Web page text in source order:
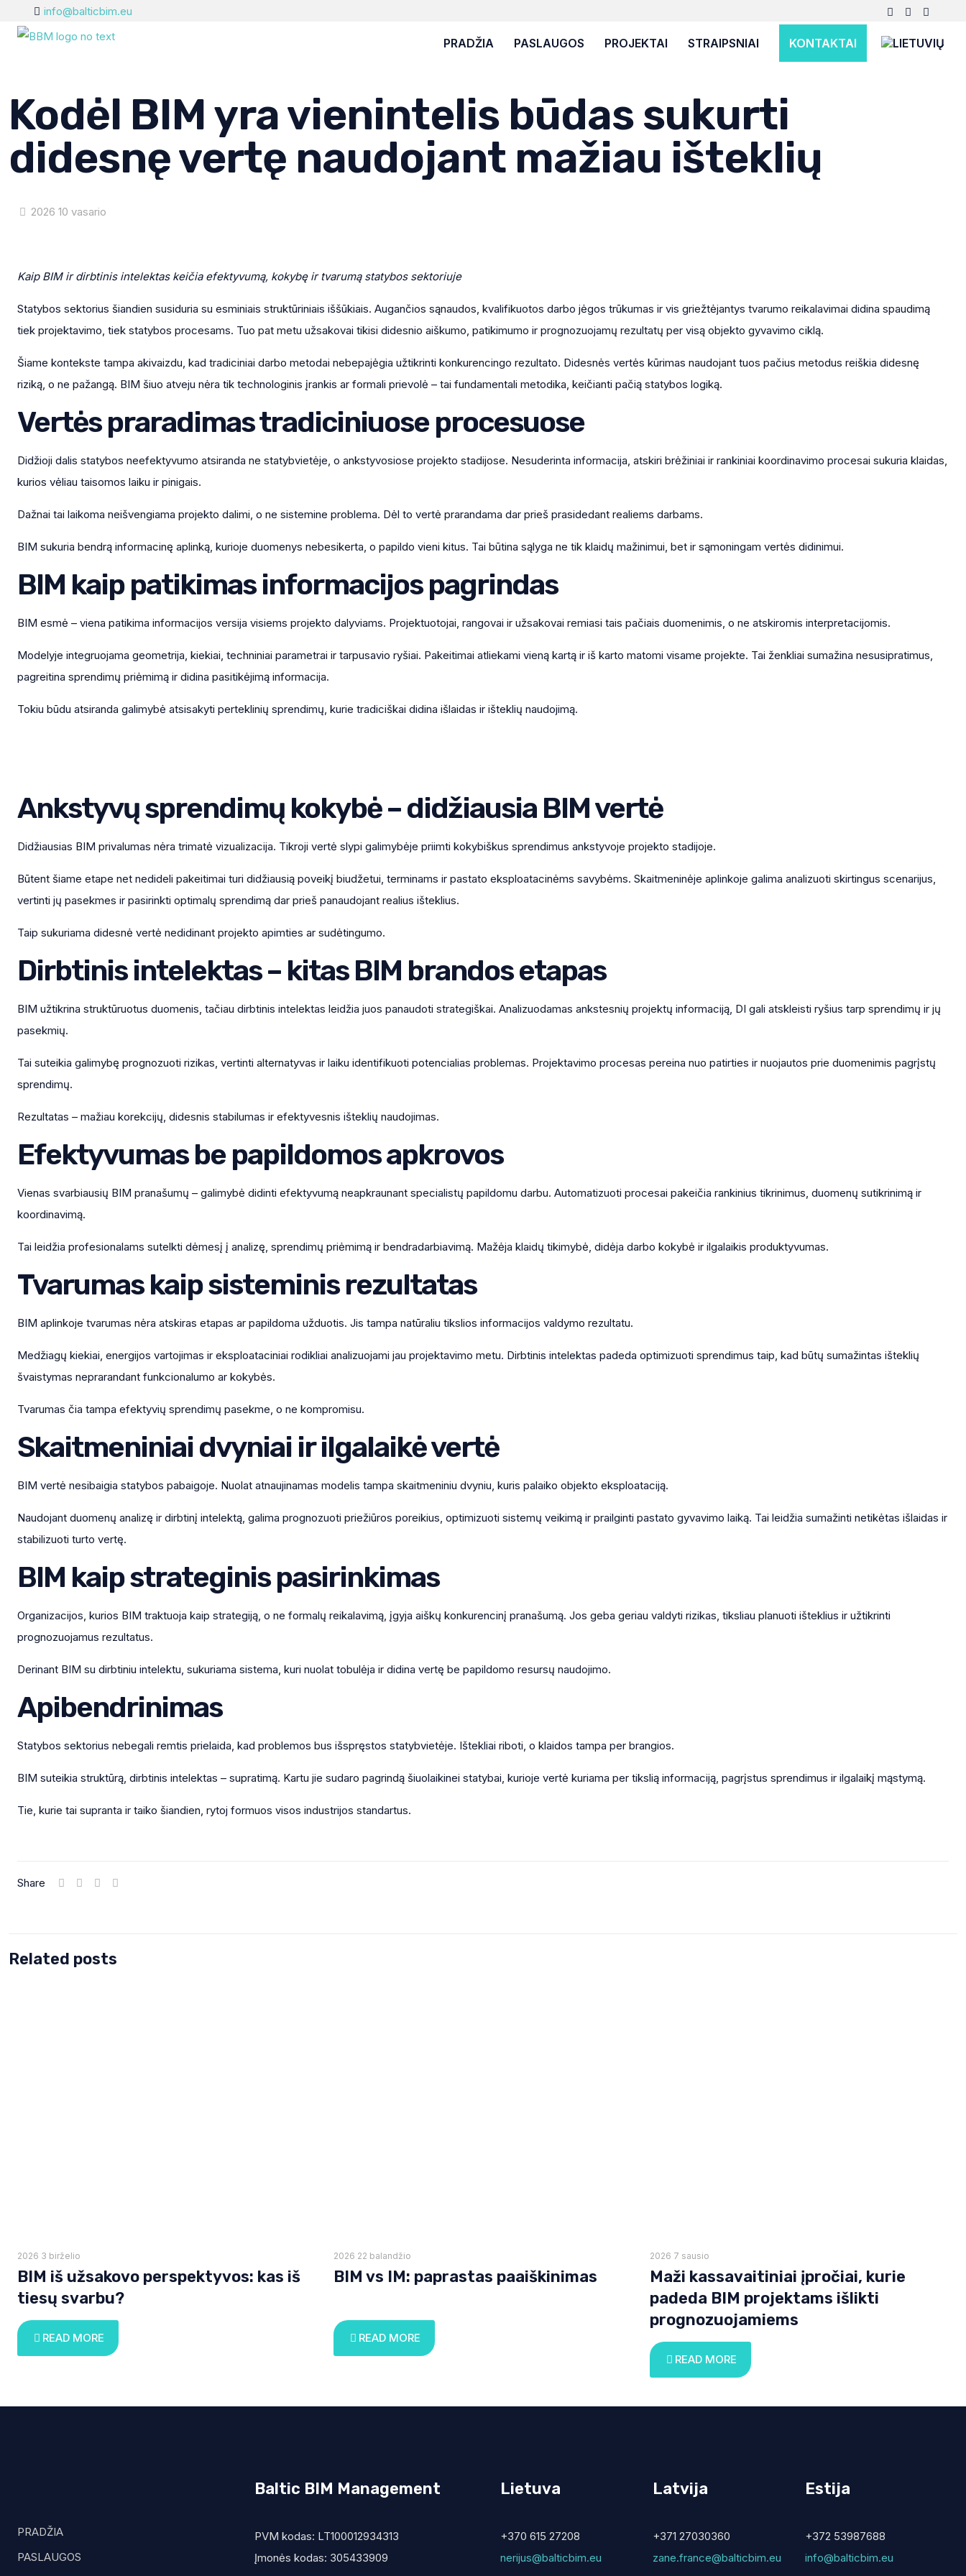
info@balticbim.eu
PRADŽIA PASLAUGOS PROJEKTAI STRAIPSNIAI KONTAKTAI
Kodėl BIM yra vienintelis būdas sukurti
didesnę vertę naudojant mažiau išteklių
2026 10 vasario
Kaip BIM ir dirbtinis intelektas keičia efektyvumą, kokybę ir tvarumą statybos sektoriuje
Statybos sektorius šiandien susiduria su esminiais struktūriniais iššūkiais. Augančios sąnaudos, kvalifikuotos darbo jėgos trūkumas ir vis griežtėjantys tvarumo reikalavimai didina spaudimą
tiek projektavimo, tiek statybos procesams. Tuo pat metu užsakovai tikisi didesnio aiškumo, patikimumo ir prognozuojamų rezultatų per visą objekto gyvavimo ciklą.
Šiame kontekste tampa akivaizdu, kad tradiciniai darbo metodai nebepajėgia užtikrinti konkurencingo rezultato. Didesnės vertės kūrimas naudojant tuos pačius metodus reiškia didesnę
riziką, o ne pažangą. BIM šiuo atveju nėra tik technologinis įrankis ar formali prievolė – tai fundamentali metodika, keičianti pačią statybos logiką.
Vertės praradimas tradiciniuose procesuose
Didžioji dalis statybos neefektyvumo atsiranda ne statybvietėje, o ankstyvosiose projekto stadijose. Nesuderinta informacija, atskiri brėžiniai ir rankiniai koordinavimo procesai sukuria klaidas,
kurios vėliau taisomos laiku ir pinigais.
Dažnai tai laikoma neišvengiama projekto dalimi, o ne sistemine problema. Dėl to vertė prarandama dar prieš prasidedant realiems darbams.
BIM sukuria bendrą informacinę aplinką, kurioje duomenys nebesikerta, o papildo vieni kitus. Tai būtina sąlyga ne tik klaidų mažinimui, bet ir sąmoningam vertės didinimui.
BIM kaip patikimas informacijos pagrindas
BIM esmė – viena patikima informacijos versija visiems projekto dalyviams. Projektuotojai, rangovai ir užsakovai remiasi tais pačiais duomenimis, o ne atskiromis interpretacijomis.
Modelyje integruojama geometrija, kiekiai, techniniai parametrai ir tarpusavio ryšiai. Pakeitimai atliekami vieną kartą ir iš karto matomi visame projekte. Tai ženkliai sumažina nesusipratimus,
pagreitina sprendimų priėmimą ir didina pasitikėjimą informacija.
Tokiu būdu atsiranda galimybė atsisakyti perteklinių sprendimų, kurie tradiciškai didina išlaidas ir išteklių naudojimą.
Ankstyvų sprendimų kokybė – didžiausia BIM vertė
Didžiausias BIM privalumas nėra trimatė vizualizacija. Tikroji vertė slypi galimybėje priimti kokybiškus sprendimus ankstyvoje projekto stadijoje.
Būtent šiame etape net nedideli pakeitimai turi didžiausią poveikį biudžetui, terminams ir pastato eksploatacinėms savybėms. Skaitmeninėje aplinkoje galima analizuoti skirtingus scenarijus,
vertinti jų pasekmes ir pasirinkti optimalų sprendimą dar prieš panaudojant realius išteklius.
Taip sukuriama didesnė vertė nedidinant projekto apimties ar sudėtingumo.
Dirbtinis intelektas – kitas BIM brandos etapas
BIM užtikrina struktūruotus duomenis, tačiau dirbtinis intelektas leidžia juos panaudoti strategiškai. Analizuodamas ankstesnių projektų informaciją, DI gali atskleisti ryšius tarp sprendimų ir jų
pasekmių.
Tai suteikia galimybę prognozuoti rizikas, vertinti alternatyvas ir laiku identifikuoti potencialias problemas. Projektavimo procesas pereina nuo patirties ir nuojautos prie duomenimis pagrįstų
sprendimų.
Rezultatas – mažiau korekcijų, didesnis stabilumas ir efektyvesnis išteklių naudojimas.
Efektyvumas be papildomos apkrovos
Vienas svarbiausių BIM pranašumų – galimybė didinti efektyvumą neapkraunant specialistų papildomu darbu. Automatizuoti procesai pakeičia rankinius tikrinimus, duomenų sutikrinimą ir
koordinavimą.
Tai leidžia profesionalams sutelkti dėmesį į analizę, sprendimų priėmimą ir bendradarbiavimą. Mažėja klaidų tikimybė, didėja darbo kokybė ir ilgalaikis produktyvumas.
Tvarumas kaip sisteminis rezultatas
BIM aplinkoje tvarumas nėra atskiras etapas ar papildoma užduotis. Jis tampa natūraliu tikslios informacijos valdymo rezultatu.
Medžiagų kiekiai, energijos vartojimas ir eksploataciniai rodikliai analizuojami jau projektavimo metu. Dirbtinis intelektas padeda optimizuoti sprendimus taip, kad būtų sumažintas išteklių
švaistymas neprarandant funkcionalumo ar kokybės.
Tvarumas čia tampa efektyvių sprendimų pasekme, o ne kompromisu.
Skaitmeniniai dvyniai ir ilgalaikė vertė
BIM vertė nesibaigia statybos pabaigoje. Nuolat atnaujinamas modelis tampa skaitmeniniu dvyniu, kuris palaiko objekto eksploataciją.
Naudojant duomenų analizę ir dirbtinį intelektą, galima prognozuoti priežiūros poreikius, optimizuoti sistemų veikimą ir prailginti pastato gyvavimo laiką. Tai leidžia sumažinti netikėtas išlaidas ir
stabilizuoti turto vertę.
BIM kaip strateginis pasirinkimas
Organizacijos, kurios BIM traktuoja kaip strategiją, o ne formalų reikalavimą, įgyja aiškų konkurencinį pranašumą. Jos geba geriau valdyti rizikas, tiksliau planuoti išteklius ir užtikrinti
prognozuojamus rezultatus.
Derinant BIM su dirbtiniu intelektu, sukuriama sistema, kuri nuolat tobulėja ir didina vertę be papildomo resursų naudojimo.
Apibendrinimas
Statybos sektorius nebegali remtis prielaida, kad problemos bus išspręstos statybvietėje. Ištekliai riboti, o klaidos tampa per brangios.
BIM suteikia struktūrą, dirbtinis intelektas – supratimą. Kartu jie sudaro pagrindą šiuolaikinei statybai, kurioje vertė kuriama per tikslią informaciją, pagrįstus sprendimus ir ilgalaikį mąstymą.
Tie, kurie tai supranta ir taiko šiandien, rytoj formuos visos industrijos standartus.
Share
Related posts
2026 3 birželio
BIM iš užsakovo perspektyvos: kas iš
tiesų svarbu?
READ MORE
2026 22 balandžio
BIM vs IM: paprastas paaiškinimas
READ MORE
2026 7 sausio
Maži kassavaitiniai įpročiai, kurie
padeda BIM projektams išlikti
prognozuojamiems
READ MORE
PRADŽIA
PASLAUGOS
Baltic BIM Management
PVM kodas: LT100012934313
Įmonės kodas: 305433909
Lietuva
+370 615 27208
nerijus@balticbim.eu
Latvija
+371 27030360
zane.france@balticbim.eu
Estija
+372 53987688
info@balticbim.eu